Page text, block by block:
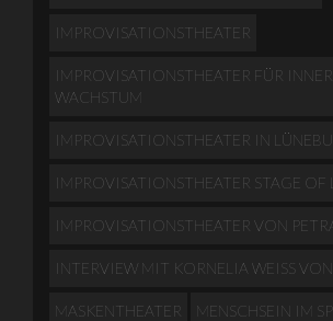
IMPROVISATIONSTHEATER
IMPROVISATIONSTHEATER FÜR
WACHSTUM
IMPROVISATIONSTHEATER IN
IMPROVISATIONSTHEATER STAGE OF
IMPROVISATIONSTHEATER VON
INTERVIEW MIT KORNELIA WEISS VON
MASKENTHEATER MENSCHSEIN IM